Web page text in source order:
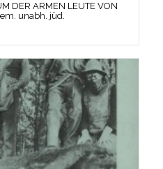
DER ARMEN LEUTE VON
unabh. jüd.